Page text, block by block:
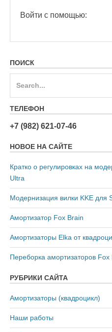
Войти с помощью:
ПОИСК
ТЕЛЕФОН
+7 (982) 621-07-46
НОВОЕ НА САЙТЕ
Кратко о регулировках на
Ultra
Модернизация вилки KKE для
Амортизатор Fox Brain
Амортизаторы Elka от
Переборка амортизаторов
РУБРИКИ САЙТА
Амортизаторы (квадроцикл)
Наши работы